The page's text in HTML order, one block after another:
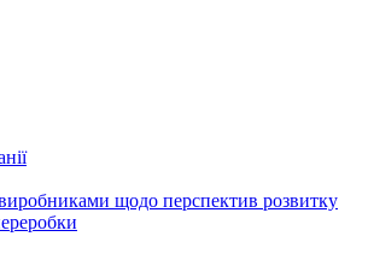
щодо перспектив розвитку